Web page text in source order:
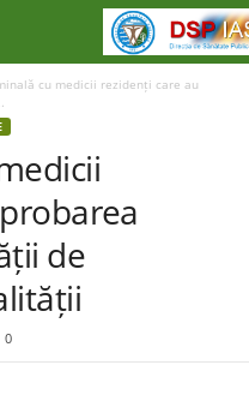
cu medicii rezidenți care au
de
0